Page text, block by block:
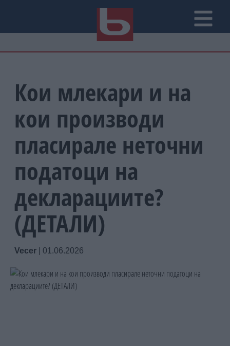
Кои млекари и на
кои производи
пласирале неточни
податоци на
декларациите?
(ДЕТАЛИ)
Vecer 01.06.2026